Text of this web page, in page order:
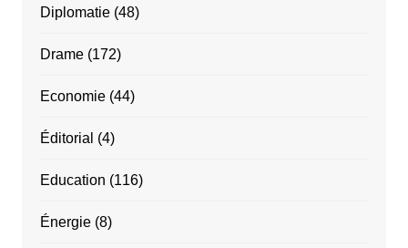
Diplomatie(48)
Drame(172)
Economie(44)
Éditorial (4)
Education (116)
Énergie(8)